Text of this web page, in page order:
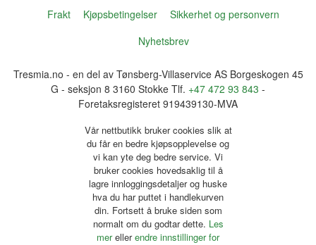
Frakt Kjøpsbetingelser
Sikkerhet og personvern
Nyhetsbrev
Tresmia.no - en del av Tønsberg-Villaservice AS Borgeskogen 45
G - seksjon 8 3160 Stokke Tlf. +47 472 93 843 -
Foretaksregisteret 919439130-MVA
Vår nettbutikk bruker cookies slik at
du får en bedre kjøpsopplevelse og
vi kan yte deg bedre service. Vi
bruker cookies hovedsaklig til å
lagre innloggingsdetaljer og huske
hva du har puttet i handlekurven
din. Fortsett å bruke siden som
normalt om du godtar dette. Les
merellerendre innstillinger for